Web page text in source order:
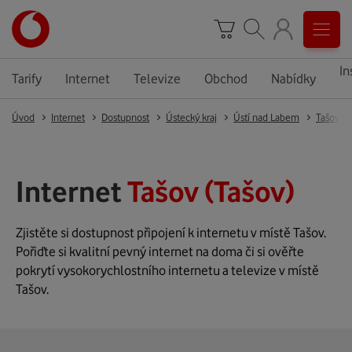
Tarify Internet Televize Obchod Nabídky
Úvod Internet Dostupnost Ústecký kraj Ústí nad Labem Tašov
InternetTašov (Tašov)
Zjistěte si dostupnost připojení k internetu v místě Tašov.
Pořiďte si kvalitní pevný internet na doma či si ověřte
pokrytí vysokorychlostního internetu a televize v místě
Tašov.